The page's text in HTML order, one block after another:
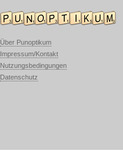
Über Punoptikum
Impressum/Kontakt
Nutzungsbedingungen
Datenschutz